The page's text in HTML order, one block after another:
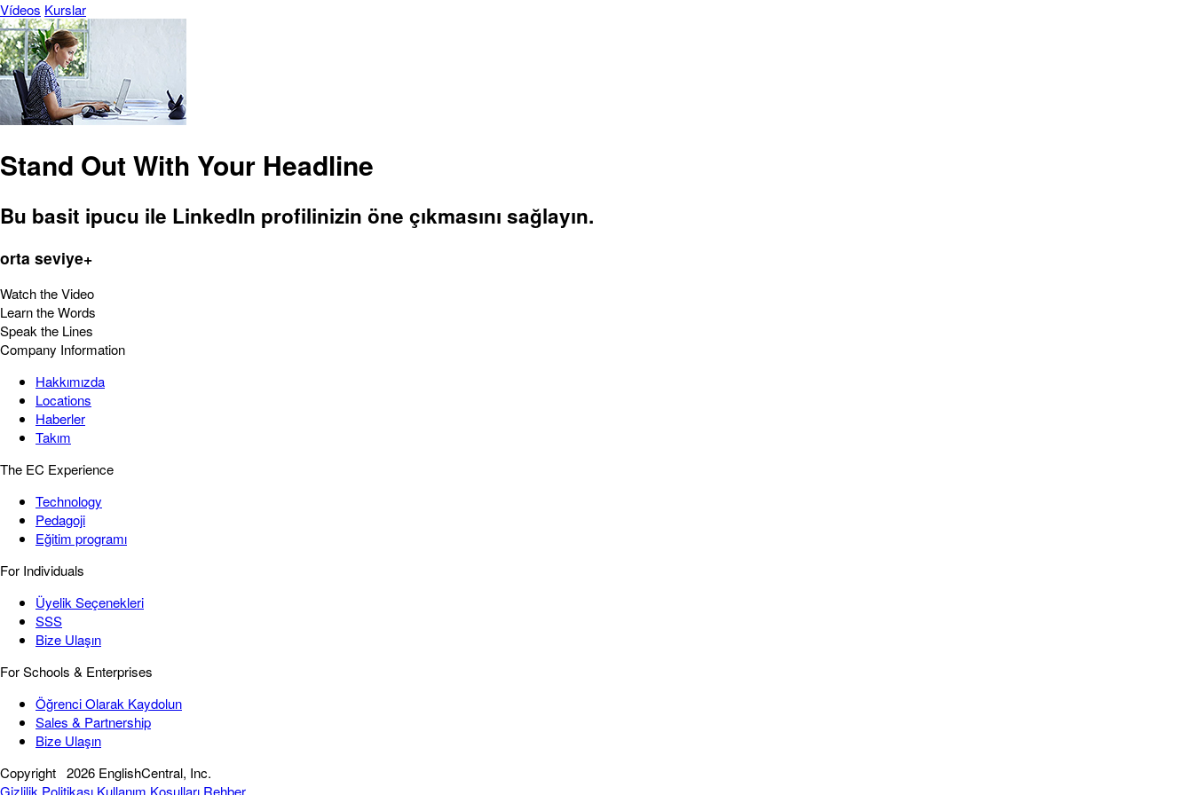
Vídeos Kurslar
Stand Out With Your Headline
Bu basit ipucu ile LinkedIn profilinizin öne çıkmasını sağlayın.
orta seviye+
Watch the Video
Learn the Words
Speak the Lines
Company Information
Hakkımızda
Locations
Haberler
Takım
The EC Experience
Technology
Pedagoji
Eğitim programı
For Individuals
Üyelik Seçenekleri
SSS
Bize Ulaşın
For Schools & Enterprises
Öğrenci Olarak Kaydolun
Sales & Partnership
Bize Ulaşın
Copyright 2026 EnglishCentral, Inc.